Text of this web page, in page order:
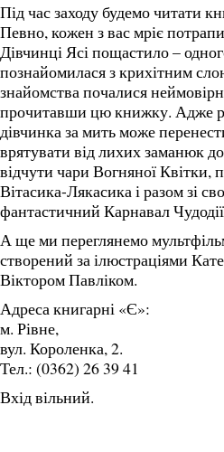
Під час заходу будемо читати
Певно, кожен з вас мріє
Дівчинці Ясі пощастило –
познайомилася з крихітним
знайомства почалися
прочитавши цю книжку. Адже
дівчинка за мить може
врятувати від лихих заманюк
відчути чари Вогняної Квітки,
Вітасика-Лякасика і разом зі
фантастичний Карнавал
А ще ми переглянемо
створений за ілюстраціями
Віктором Павліком.
Адреса книгарні «Є»:
м. Рівне,
вул. Короленка, 2.
Тел.: (0362) 26 39 41
Вхід вільний.